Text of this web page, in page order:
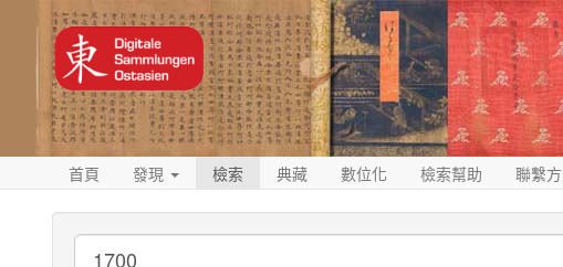
首頁 發現 檢索 典藏 數位化 檢索幫助 聯繫